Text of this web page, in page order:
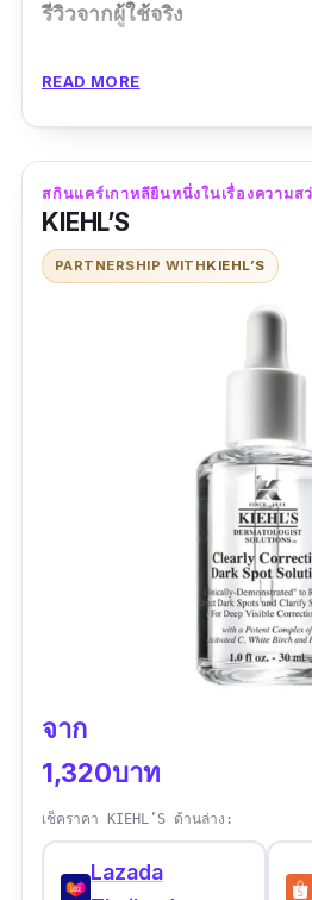
รีวิวจากผู้ใช้จริง
สั่งแค่โทนเนอร์ กับครีม
READ MORE
สกินแคร์เกาหลียืนหนึ่งในเรื่องความส
KIEHL’S
PARTNERSHIP WITHKIEHL’S
จาก
1,320บาท
เช็คราคา KIEHL’S ด้านล่าง:
Lazada